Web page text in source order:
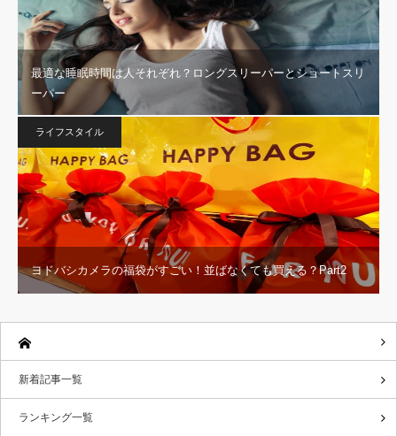
最適な睡眠時間は人それぞれ？ロングスリーパーとショートスリ
ーパー
ライフスタイル
ヨドバシカメラの福袋がすごい！並ばなくても買える？Part2
新着記事一覧
ランキング一覧